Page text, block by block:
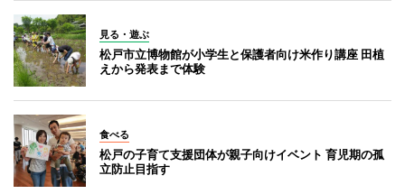
見る・遊ぶ
松戸市立博物館が小学生と保護者向け米作り講座 田植
えから発表まで体験
食べる
松戸の子育て支援団体が親子向けイベント 育児期の孤
立防止目指す